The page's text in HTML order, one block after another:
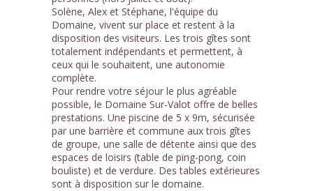
Solène, Alex et Stéphane, l'équipe du
Domaine, vivent sur place et restent à la
disposition des visiteurs. Les trois gîtes sont
totalement indépendants et permettent, à
ceux qui le souhaitent, une autonomie
complète.
Pour rendre votre séjour le plus agréable
possible, le Domaine Sur-Valot offre de belles
prestations. Une piscine de 5 x 9m, sécurisée
par une barrière et commune aux trois gîtes
de groupe, une salle de détente ainsi que des
espaces de loisirs (table de ping-pong, coin
bouliste) et de verdure. Des tables extérieures
sont à disposition sur le domaine.